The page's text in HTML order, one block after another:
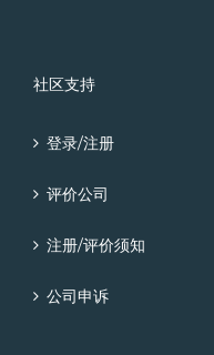
社区支持
登录/注册
评价公司
注册/评价须知
公司申诉